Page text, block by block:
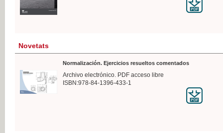
Novetats
Normalización. Ejercicios resueltos comentados
Archivo electrónico. PDF acceso libre
ISBN:978-84-1396-433-1